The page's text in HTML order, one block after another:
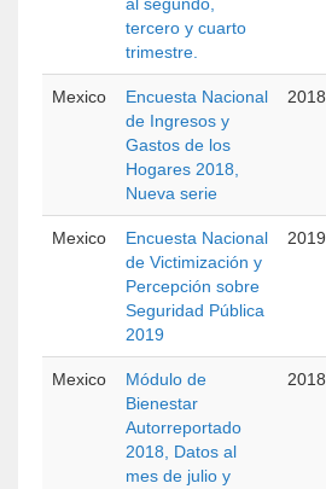
tercero y cuarto
trimestre.
Mexico
Encuesta Nacional
de Ingresos y
Gastos de los
Hogares 2018,
Nueva serie
2018
Mexico
Encuesta Nacional
de Victimización y
Percepción sobre
Seguridad Pública
2019
2019
Mexico
Módulo de
Bienestar
Autorreportado
2018, Datos al
mes de julio y
2018